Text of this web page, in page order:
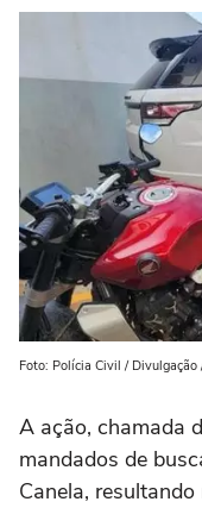
Foto: Polícia Civil /
A ação, chamada
mandados de
Canela,